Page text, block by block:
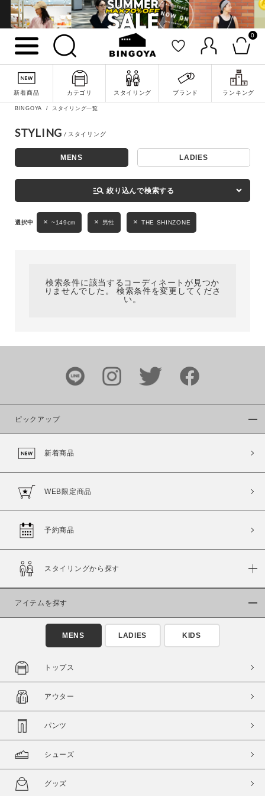
0
新着商品 カテゴリ スタイリング ブランド ランキング
詳細検索
カラー
価格
～
商品タイプ
通常商品 予約商品
在庫
在庫あり 在庫なし含む
BINGOYA スタイリング一覧
STYLING
MENS LADIES
manage_search 絞り込んで検索する
~149cm 男性 THE SHINZONE
検索条件に該当するコーディネートが見つか
りませんでした。 検索条件を変更してくださ
い。
ピックアップ
新着商品
WEB限定商品
予約商品
スタイリングから探す
アイテムを探す
MENS LADIES KIDS
トップス
アウター
パンツ
シューズ
グッズ